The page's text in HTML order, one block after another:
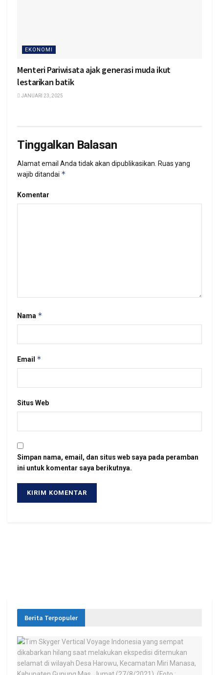
EKONOMI
Menteri Pariwisata ajak generasi muda ikut
lestarikan batik
JANUARI 23, 2025
Tinggalkan Balasan
Alamat email Anda tidak akan dipublikasikan. Ruas yang
wajib ditandai *
Komentar
Nama *
Email *
Situs Web
Simpan nama, email, dan situs web saya pada peramban
ini untuk komentar saya berikutnya.
Berita Terpopuler